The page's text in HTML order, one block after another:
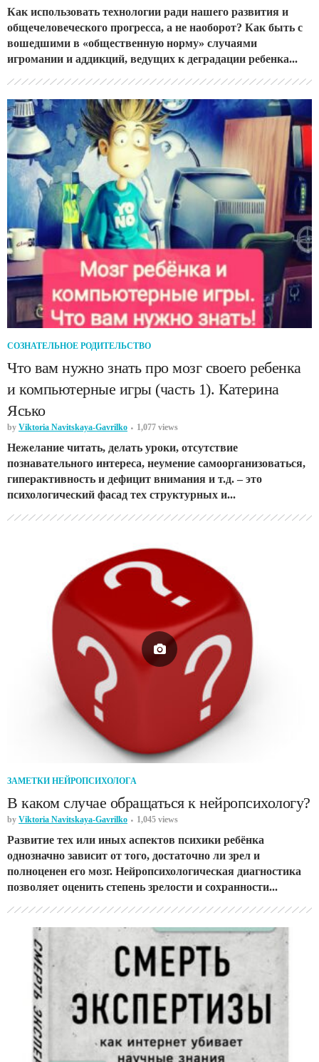
Как использовать технологии ради нашего развития и
общечеловеческого прогресса, а не наоборот? Как быть с
вошедшими в «общественную норму» случаями
игромании и аддикций, ведущих к деградации ребенка...
СОЗНАТЕЛЬНОЕ РОДИТЕЛЬСТВО
Что вам нужно знать про мозг своего ребенка
и компьютерные игры (часть 1). Катерина
Ясько
by Viktoria Navitskaya-Gavrilko 1,077 views
Нежелание читать, делать уроки, отсутствие
познавательного интереса, неумение самоорганизоваться,
гиперактивность и дефицит внимания и т.д. – это
психологический фасад тех структурных и...
ЗАМЕТКИ НЕЙРОПСИХОЛОГА
В каком случае обращаться к нейропсихологу?
by Viktoria Navitskaya-Gavrilko 1,045 views
Развитие тех или иных аспектов психики ребёнка
однозначно зависит от того, достаточно ли зрел и
полноценен его мозг. Нейропсихологическая диагностика
позволяет оценить степень зрелости и сохранности...